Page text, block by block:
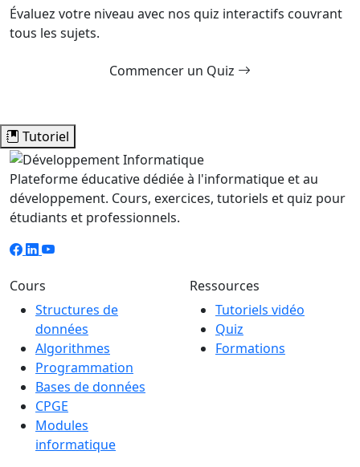
Évaluez votre niveau avec nos quiz interactifs couvrant
tous les sujets.
Commencer un Quiz
Tutoriel
Plateforme éducative dédiée à l'informatique et au
développement. Cours, exercices, tutoriels et quiz pour
étudiants et professionnels.
Cours
Structures de
données
Algorithmes
Programmation
Bases de données
CPGE
Modules
informatique
Ressources
Tutoriels vidéo
Quiz
Formations